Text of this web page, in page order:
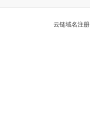
云链域名注册